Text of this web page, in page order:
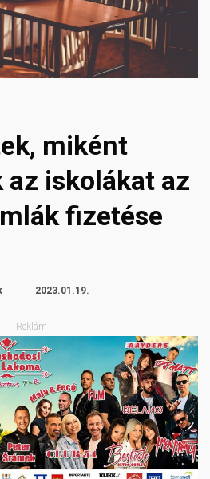
miként
iskolákat az
fizetése
2023.01.19.
Reklám